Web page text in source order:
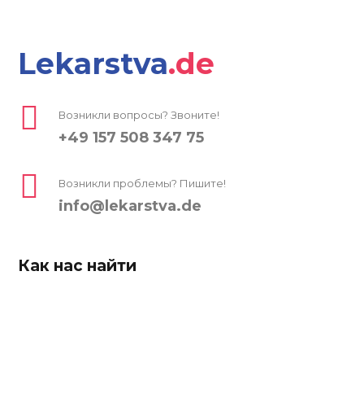
Lekarstva.de
Возникли вопросы? Звоните!
+49 157 508 347 75
Возникли проблемы? Пишите!
info@lekarstva.de
Как нас найти